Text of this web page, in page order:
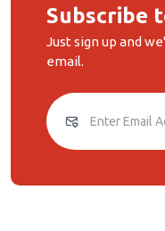
Subscribe
Just sign up and
email.